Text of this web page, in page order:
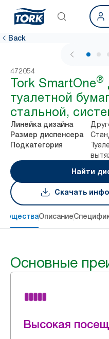
Back
472054
Tork SmartOne®
туалетной
стальной,
Линейка дизайна
Размер диспенсера
Подкатегория
Найти
Скачать
Описание
Основные
Высокая